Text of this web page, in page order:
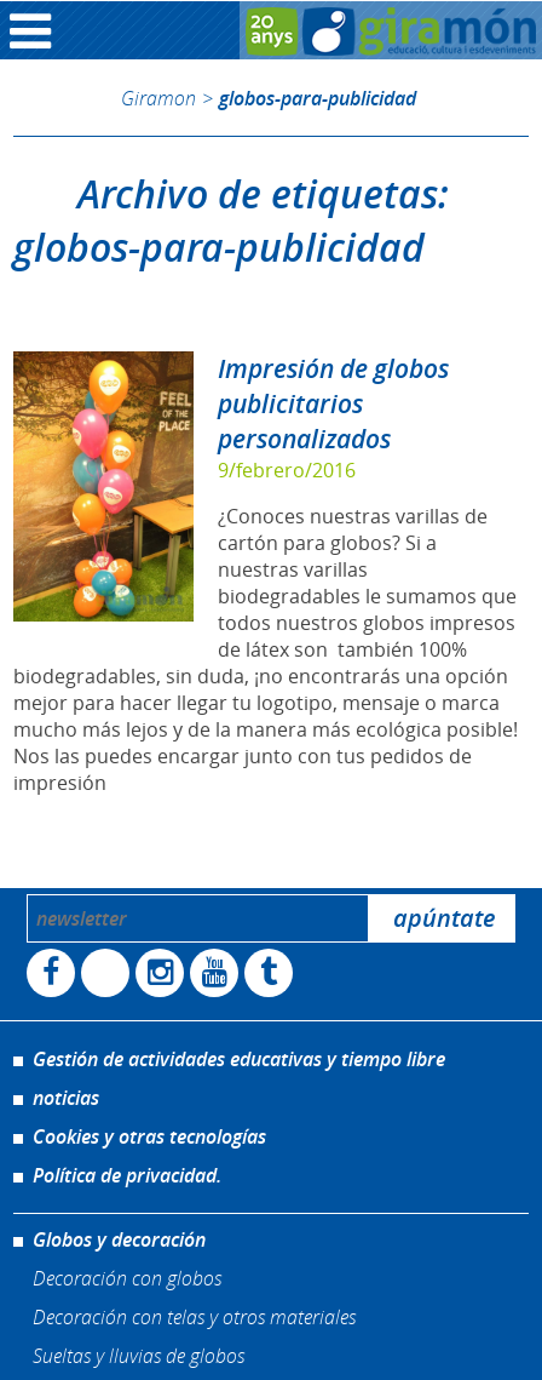
Giramon > globos-para-publicidad
Archivo de etiquetas:
globos-para-publicidad
Impresión de globos
publicitarios
personalizados
9/febrero/2016
¿Conoces nuestras varillas de
cartón para globos? Si a
nuestras varillas
biodegradables le sumamos que
todos nuestros globos impresos
de látex son también 100%
biodegradables, sin duda, ¡no encontrarás una opción
mejor para hacer llegar tu logotipo, mensaje o marca
mucho más lejos y de la manera más ecológica posible!
Nos las puedes encargar junto con tus pedidos de
impresión
Gestión de actividades educativas y tiempo libre
noticias
Cookies y otras tecnologías
Política de privacidad.
Globos y decoración
Decoración con globos
Decoración con telas y otros materiales
Sueltas y lluvias de globos